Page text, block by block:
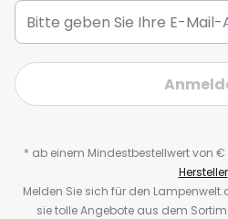
* ab einem Mindestbestellwert von €
Hersteller
Melden Sie sich für den
sie tolle Angebote aus dem